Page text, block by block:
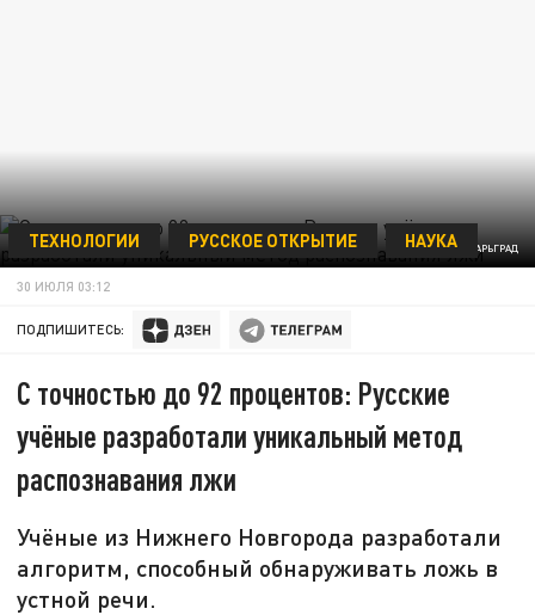
ФОТО: ЦАРЬГРАД
ТЕХНОЛОГИИ РУССКОЕ ОТКРЫТИЕ НАУКА
30 ИЮЛЯ 03:12
ПОДПИШИТЕСЬ:
С точностью до 92 процентов: Русские
учёные разработали уникальный метод
распознавания лжи
Учёные из Нижнего Новгорода разработали
алгоритм, способный обнаруживать ложь в
устной речи.